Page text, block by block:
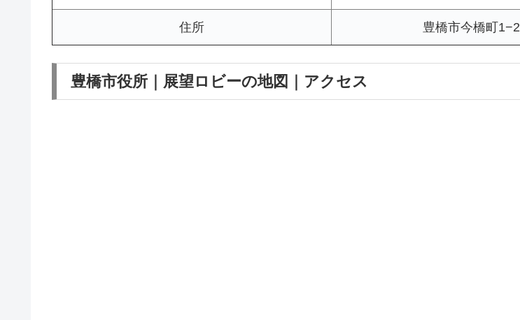
住所 豊橋市今橋町1−2
豊橋市役所｜展望ロビーの地図｜アクセス